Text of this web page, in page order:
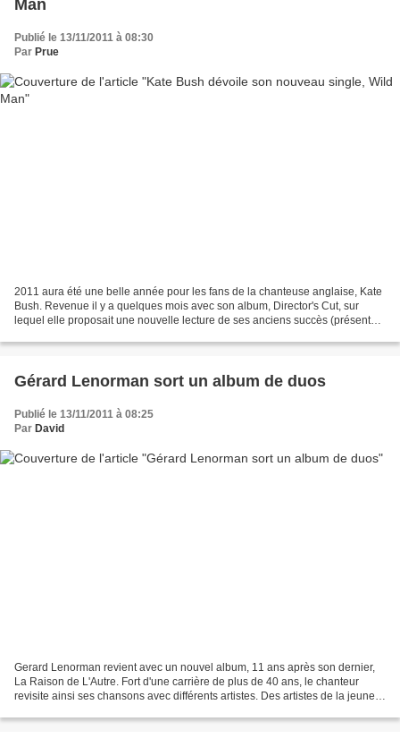
Man
Publié le 13/11/2011 à 08:30
Par Prue
2011 aura été une belle année pour les fans de la chanteuse anglaise, Kate
Bush. Revenue il y a quelques mois avec son album, Director's Cut, sur
lequel elle proposait une nouvelle lecture de ses anciens succès (présents
Gérard Lenorman sort un album de duos
Publié le 13/11/2011 à 08:25
Par David
Gerard Lenorman revient avec un nouvel album, 11 ans après son dernier,
La Raison de L'Autre. Fort d'une carrière de plus de 40 ans, le chanteur
revisite ainsi ses chansons avec différents artistes. Des artistes de la jeune